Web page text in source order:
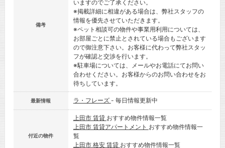
備考
いますのでご了承ください。
※掲載詳細に相違がある場合は、弊社スタッフの
情報を優先させていただきます。
※ペット相談可の物件や事業用利用については、
お部屋ごとに禁止とされている場合もございます
ので御注意下さい。お客様に代わって弊社スタッ
フが確認と交渉を行います。
※駐車場については、メールやお電話にてお問い
合わせください。お客様からのお問い合わせをお
待ちしています。
最新情報 ラ・フレーズ - 毎日情報更新中
付近の物件
上田市 賃貸 おすすめ物件情報一覧
上田市 賃貸アパートメント おすすめ物件情報一
覧
上田市 格安 賃貸 おすすめ物件情報一覧